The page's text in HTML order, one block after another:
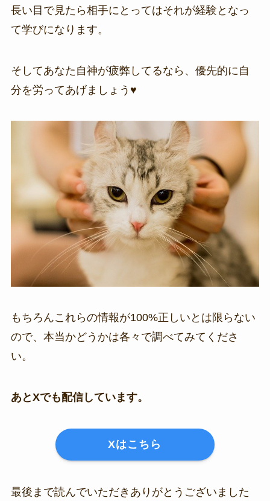
長い目で見たら相手にとってはそれが経験となっ
て学びになります。
そしてあなた自神が疲弊してるなら、優先的に自
分を労ってあげましょう♥
もちろんこれらの情報が100%正しいとは限らない
ので、本当かどうかは各々で調べてみてくださ
い。
あとXでも配信しています。
Xはこちら
最後まで読んでいただきありがとうございました